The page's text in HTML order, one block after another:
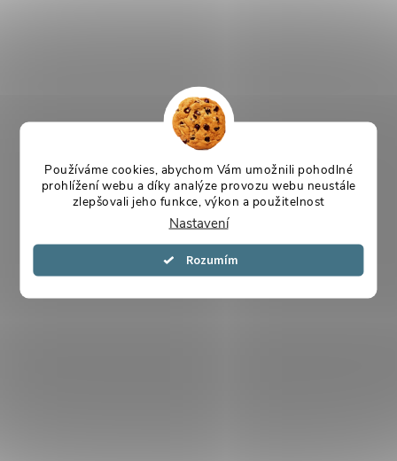
Používáme cookies, abychom Vám umožnili pohodlné
prohlížení webu a díky analýze provozu webu neustále
zlepšovali jeho funkce, výkon a použitelnost
Nastavení
Souhlasím